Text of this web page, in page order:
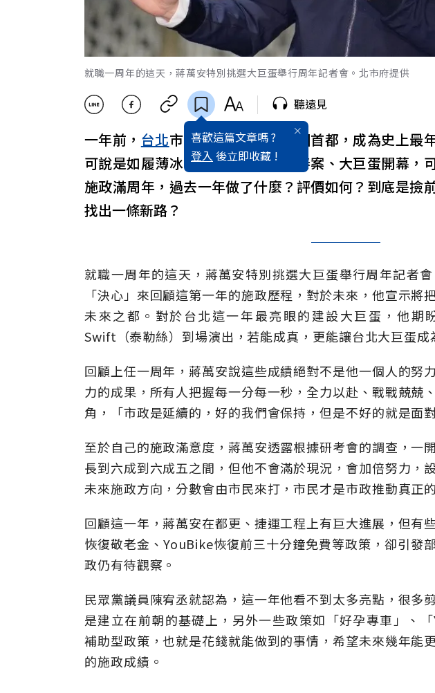
就職一周年的這天，蔣萬安特別挑選大巨蛋舉行周年記者會。北市府提供
喜歡這篇文章嗎 ?
登入 後立即收藏 !
聽遠見
一年前， 台北市長蔣萬安替藍營贏回首都，成為史上最
可說是如履薄冰，期間處理大直基泰案、大巨蛋開幕，
施政滿周年，過去一年做了什麼？評價如何？到底是撿
找出一條新路？
就職一周年的這天，蔣萬安特別挑選大巨蛋舉行周年記者
「決心」來回顧這第一年的施政歷程，對於未來，他宣示將
未來之都。對於台北這一年最亮眼的建設大巨蛋，他期
Swift（泰勒絲）到場演出，若能成真，更能讓台北大巨蛋成
回顧上任一周年，蔣萬安說這些成績絕對不是他一個人的努
力的成果，所有人把握每一分每一秒，全力以赴、戰戰兢兢
角，「市政是延續的，好的我們會保持，但是不好的就是面
至於自己的施政滿意度，蔣萬安透露根據研考會的調查，一
長到六成到六成五之間，但他不會滿於現況，會加倍努力，
未來施政方向，分數會由市民來打，市民才是市政推動真正
回顧這一年，蔣萬安在都更、捷運工程上有巨大進展，但有
恢復敬老金、YouBike恢復前三十分鐘免費等政策，卻引發
政仍有待觀察。
民眾黨議員陳宥丞就認為，這一年他看不到太多亮點，很多
是建立在前朝的基礎上，另外一些政策如「好孕專車」、
補助型政策，也就是花錢就能做到的事情，希望未來幾年能
的施政成績。